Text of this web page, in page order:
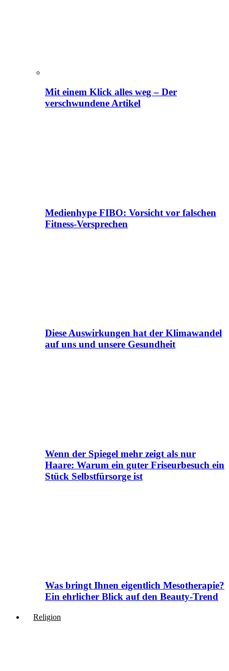
Mit einem Klick alles weg – Der
verschwundene Artikel
Medienhype FIBO: Vorsicht vor falschen
Fitness-Versprechen
Diese Auswirkungen hat der Klimawandel
auf uns und unsere Gesundheit
Wenn der Spiegel mehr zeigt als nur
Haare: Warum ein guter Friseurbesuch ein
Stück Selbstfürsorge ist
Was bringt Ihnen eigentlich Mesotherapie?
Ein ehrlicher Blick auf den Beauty-Trend
Religion